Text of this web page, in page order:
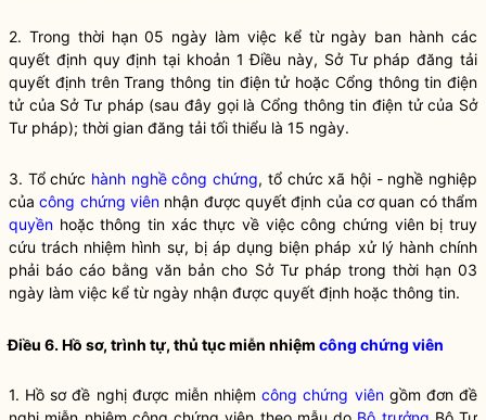
2. Trong thời hạn 05 ngày làm việc kể từ ngày ban hành các
quyết định quy định tại khoản 1 Điều này, Sở Tư pháp đăng tải
quyết định trên Trang thông tin điện tử hoặc Cổng thông tin điện
tử của Sở Tư pháp (sau đây gọi là Cổng thông tin điện tử của Sở
Tư pháp); thời gian đăng tải tối thiểu là 15 ngày.
3. Tổ chức hành nghề công chứng, tổ chức xã hội - nghề nghiệp
củacông chứng viên nhận được quyết định của cơ quan có thẩm
quyền hoặc thông tin xác thực về việccông chứng viênbị truy
cứu trách nhiệm hình sự, bị áp dụng biện pháp xử lý hành chính
phải báo cáo bằng văn bản cho Sở Tư pháp trong thời hạn 03
ngày làm việc kể từ ngày nhận được quyết định hoặc thông tin.
Điều 6. Hồ sơ, trình tự, thủ tục miễn nhiệm công chứng viên
1. Hồ sơ đề nghị được miễn nhiệmcông chứng viêngồm đơn đề